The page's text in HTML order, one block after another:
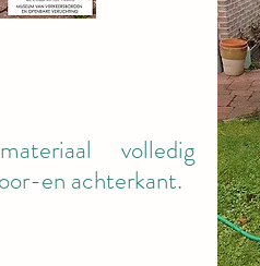
volledig
en achterkant.